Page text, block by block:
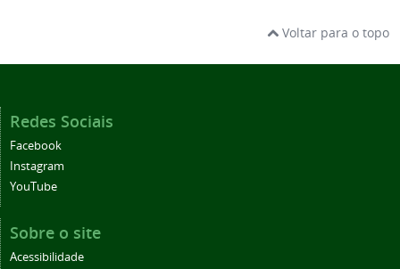
Voltar para o topo
Redes Sociais
Facebook
Instagram
YouTube
Sobre o site
Acessibilidade